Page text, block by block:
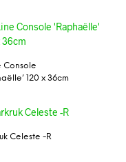
Console
120 x 36cm
Celeste -R